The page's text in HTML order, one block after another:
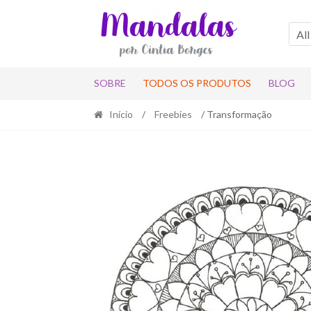
to
navigation
to
All
SOBRE TODOS OS PRODUTOS BLOG
Início / Freebies / Transformação